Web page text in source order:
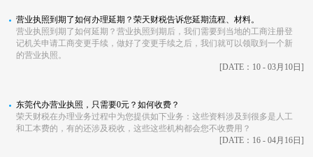
营业执照到期了如何办理延期？荣天财税告诉您延期流程、材料。
营业执照到期了如何延期？营业执照到期后，我们需要到当地的工商注册登
记机关申请工商变更手续，做好了变更手续之后，我们就可以领取到一个新
的营业执照。
[DATE：10 - 03月10日]
东莞代办营业执照，只需要0元？如何收费？
荣天财税在办理业务过程中为您提供如下业务：这些资料涉及到很多是人工
和工本费的，有的还涉及税收，这些这些机构都会您不收费用？
[DATE：16 - 04月16日]